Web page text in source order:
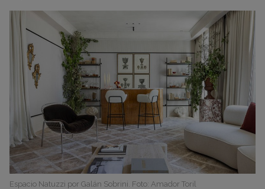
Espacio Natuzzi por Galán Sobrini. Foto: Amador Toril